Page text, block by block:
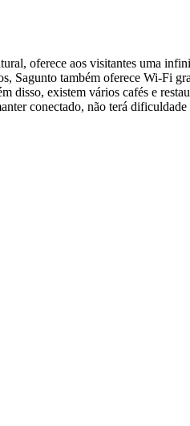
oferece aos visitantes uma
Sagunto também oferece Wi-Fi
existem vários cafés e
conectado, não terá